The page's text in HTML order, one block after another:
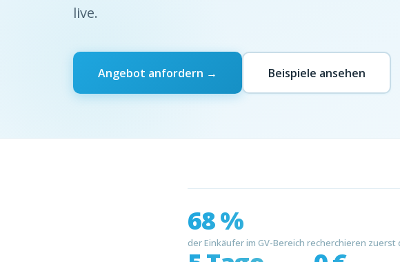
live.
Angebot anfordern → Beispiele ansehen
68 %
der Einkäufer im GV-Bereich recherchieren zuerst